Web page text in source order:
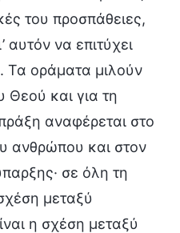
του προσπάθειες,
αυτόν να επιτύχει
οράματα μιλούν
Θεού και για τη
αναφέρεται στο
ανθρώπου και στον
σε όλη τη
μεταξύ
η σχέση μεταξύ